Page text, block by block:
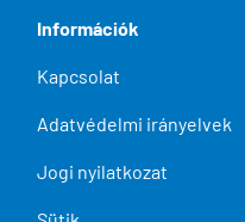
Információk
Kapcsolat
Adatvédelmi irányelvek
Jogi nyilatkozat